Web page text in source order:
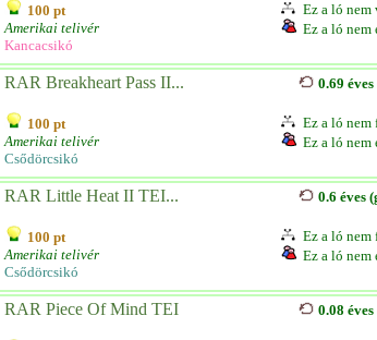
100 pt
Amerikai telivér
Kancacsikó
Ez a ló nem
Ez a ló nem
RAR Breakheart Pass II...
100 pt
Amerikai telivér
Csődörcsikó
0.69
Ez a ló nem
Ez a ló nem
RAR Little Heat II TEI...
100 pt
Amerikai telivér
Csődörcsikó
0.6 éves
Ez a ló nem
Ez a ló nem
RAR Piece Of Mind TEI 0.08